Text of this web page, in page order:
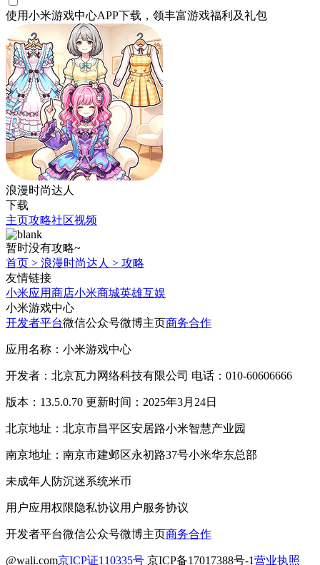
使用小米游戏中心APP下载 ，领丰富游戏福利 及礼包
浪漫时尚达人
下载
主页攻略社区视频
暂时没有攻略~
首页 > 浪漫时尚达人 > 攻略
友情链接
小米应用商店小米商城英雄互娱
小米游戏中心
开发者平台微信公众号微博主页商务合作
应用名称：小米游戏中心
开发者：北京瓦力网络科技有限公司 电话：010-60606666
版本：13.5.0.70 更新时间：2025年3月24日
北京地址：北京市昌平区安居路小米智慧产业园
南京地址：南京市建邺区永初路37号小米华东总部
未成年人防沉迷系统米币
用户应用权限隐私协议用户服务协议
开发者平台微信公众号微博主页商务合作
@wali.com京ICP证110335号 京ICP备17017388号-1营业执照